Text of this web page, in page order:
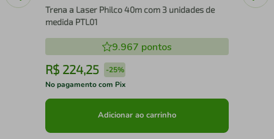
Trena a Laser Philco 40m com 3 unidades de
medida PTL01
9.967 pontos
R$ 224,25 -25%
No pagamento com Pix
Adicionar ao carrinho